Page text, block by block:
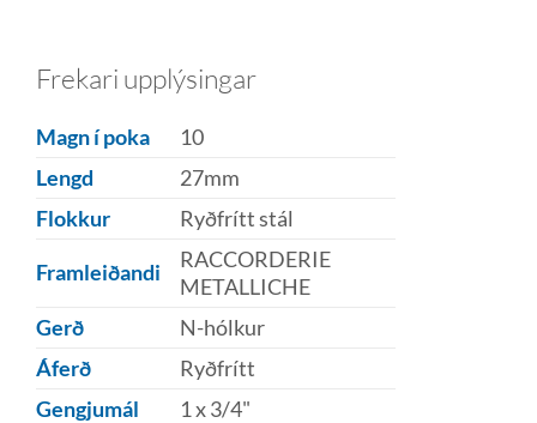
Frekari upplýsingar
Magn í poka
10
Lengd
27mm
Flokkur
Ryðfrítt stál
Framleiðandi
RACCORDERIE
METALLICHE
Gerð
N-hólkur
Áferð
Ryðfrítt
Gengjumál
1 x 3/4"